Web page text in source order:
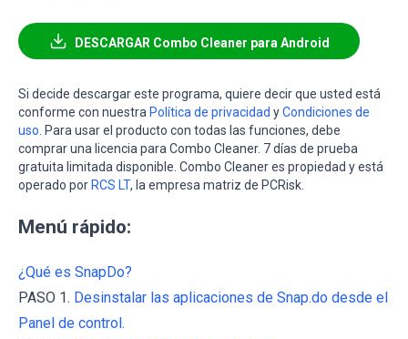
DESCARGAR Combo Cleaner para Android
Si decide descargar este programa, quiere decir que usted está
conforme con nuestra Política de privacidad yCondiciones de
uso . Para usar el producto con todas las funciones, debe
comprar una licencia para Combo Cleaner. 7 días de prueba
gratuita limitada disponible. Combo Cleaner es propiedad y está
operado por RCS LT, la empresa matriz de PCRisk.
Menú rápido:
¿Qué es SnapDo?
PASO 1. Desinstalar las aplicaciones de Snap.do desde el
Panel de control.